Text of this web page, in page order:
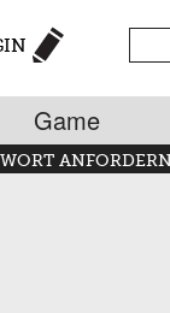
Game
ANFORDERN